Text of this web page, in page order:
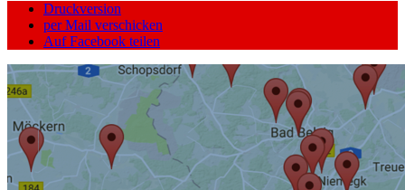
Druckversion
per Mail verschicken
Auf Facebook teilen